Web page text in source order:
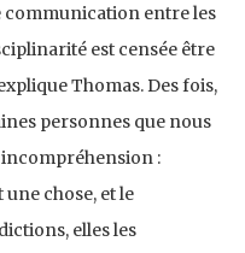
communication entre les
est censée être
Thomas. Des fois,
personnes que nous
:
chose, et le
elles les